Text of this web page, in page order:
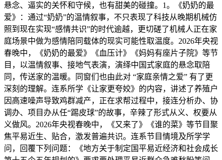
悬念、逼实的关怀和守候，也有甜美的碰撞。1。《奶奶的最
爱》：通过“奶奶”的温情叙事，不只表现了科技从晚期机械仿
照到现在实现“感情共识”的时代逾越，更切磋了机械人正在家
庭场景中做为感情陪同载体的现实可能性取温度。2026年央视
春晚中，《奶奶的最爱》《血压计》《妈妈有座片子院》等节
目，以温情叙事、接地气表演，演绎中国式家庭的悬念取陪
同，传送家的温暖。同窗们也由此对 “家庭亲情之爱” 有了更
深刻的理解。连系所学《让家更夸姣》的内容，讲述了养殖户
因高速噪声导致鸡群减产，正在求帮过程中，接连分析办、协
调办、项目办从任“踢皮球”的故事，辛辣了形式从义、权要从
义做风。2026年央视春晚中，《又来了》《谁的菜》等节目聚
焦平易近生、贴合，激发普遍共识。连系节目情境及所学学
问，回覆下列问题：《地方关于制定国平易近经济和社会成长